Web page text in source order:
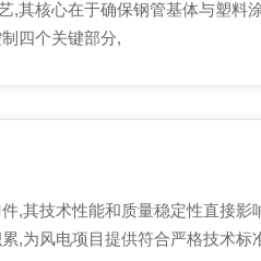
其核心在于确保钢管基体与塑料
四个关键部分,
,其技术性能和质量稳定性直接影
,为风电项目提供符合严格技术标